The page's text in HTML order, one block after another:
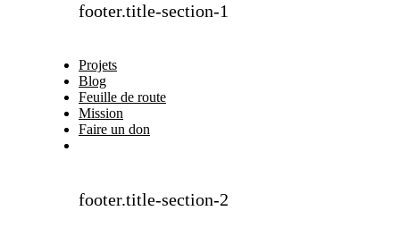
footer.title-section-1
Projets
Blog
Feuille de route
Mission
Faire un don
footer.title-section-2